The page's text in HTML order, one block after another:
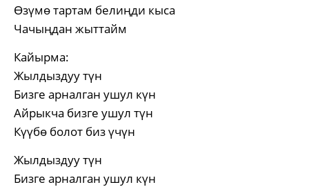
Өзүмө тартам белиңди кыса
Чачыңдан жыттайм
Кайырма:
Жылдыздуу түн
Бизге арналган ушул күн
Айрыкча бизге ушул түн
Күүбө болот биз үчүн
Жылдыздуу түн
Бизге арналган ушул күн